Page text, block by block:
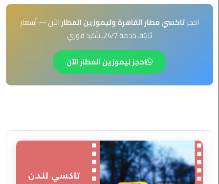
EN
AR
برج
ليموزين
ليموزين
برج
العرب
القاهرة
احجزتاكسي مطار القاهرة وليموزين المطارالآن — أسعار
ثابتة، خدمة 24/7، تأكيد فوري
احجز ليموزين المطار الآن